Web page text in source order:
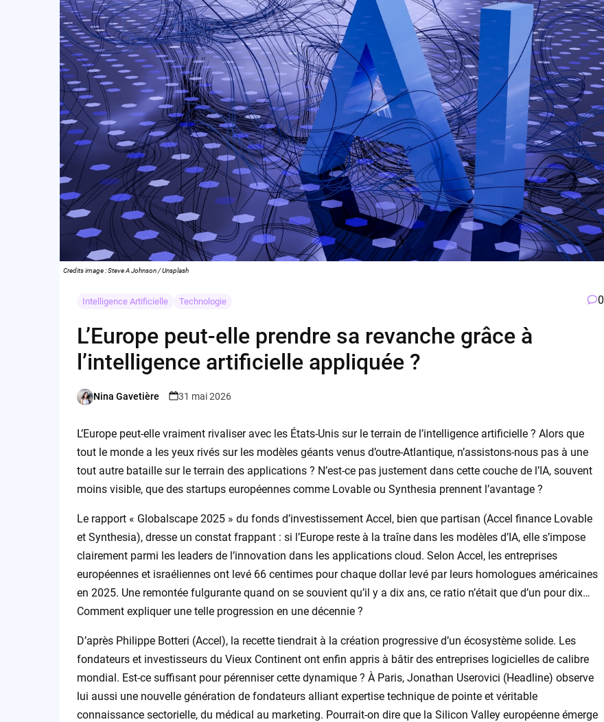
Credits image : Steve A Johnson / Unsplash
Intelligence Artificielle Technologie 0
L’Europe peut-elle prendre sa revanche grâce à
l’intelligence artificielle appliquée ?
Posted
Nina Gavetière 31 mai 2026
L’Europe peut-elle vraiment rivaliser avec les États-Unis sur le terrain de l’intelligence artificielle ? Alors que
tout le monde a les yeux rivés sur les modèles géants venus d’outre-Atlantique, n’assistons-nous pas à une
tout autre bataille sur le terrain des applications ? N’est-ce pas justement dans cette couche de l’IA, souvent
moins visible, que des startups européennes comme Lovable ou Synthesia prennent l’avantage ?
Le rapport « Globalscape 2025 » du fonds d’investissement Accel, bien que partisan (Accel finance Lovable
et Synthesia), dresse un constat frappant : si l’Europe reste à la traîne dans les modèles d’IA, elle s’impose
clairement parmi les leaders de l’innovation dans les applications cloud. Selon Accel, les entreprises
européennes et israéliennes ont levé 66 centimes pour chaque dollar levé par leurs homologues américaines
en 2025. Une remontée fulgurante quand on se souvient qu’il y a dix ans, ce ratio n’était que d’un pour dix…
Comment expliquer une telle progression en une décennie ?
D’après Philippe Botteri (Accel), la recette tiendrait à la création progressive d’un écosystème solide. Les
fondateurs et investisseurs du Vieux Continent ont enfin appris à bâtir des entreprises logicielles de calibre
mondial. Est-ce suffisant pour pérenniser cette dynamique ? À Paris, Jonathan Userovici (Headline) observe
lui aussi une nouvelle génération de fondateurs alliant expertise technique de pointe et véritable
connaissance sectorielle, du médical au marketing. Pourrait-on dire que la Silicon Valley européenne émerge